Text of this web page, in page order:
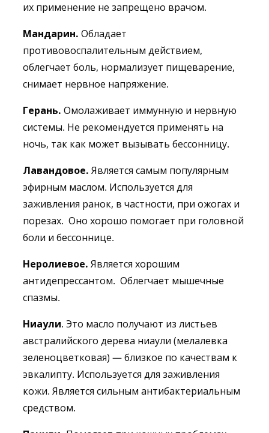
их применение не запрещено врачом.
Мандарин. Обладает
противовоспалительным действием,
облегчает боль, нормализует пищеварение,
снимает нервное напряжение.
Герань. Омолаживает иммунную и нервную
системы. Не рекомендуется применять на
ночь, так как может вызывать бессонницу.
Лавандовое. Является самым популярным
эфирным маслом. Используется для
заживления ранок, в частности, при ожогах и
порезах. Оно хорошо помогает при головной
боли и бессоннице.
Неролиевое. Является хорошим
антидепрессантом. Облегчает мышечные
спазмы.
Ниаули. Это масло получают из листьев
австралийского дерева ниаули (мелалевка
зеленоцветковая) — близкое по качествам к
эвкалипту. Используется для заживления
кожи. Является сильным антибактериальным
средством.